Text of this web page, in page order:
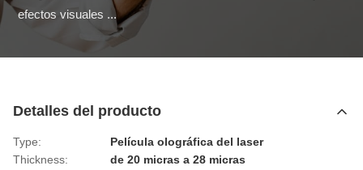
efectos visuales ...
Detalles del producto
Type:
Película olográfica del laser
Thickness:
de 20 micras a 28 micras